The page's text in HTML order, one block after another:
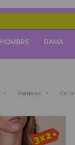
HOMBRE DAMA
Remeras Color: